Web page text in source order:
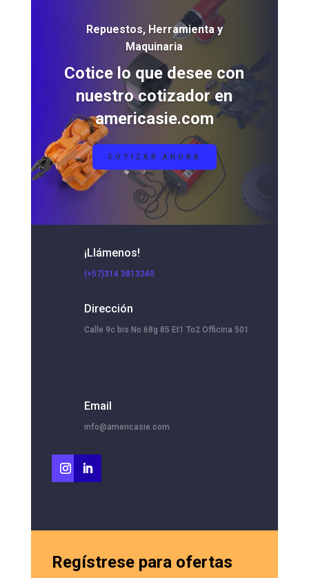
Repuestos, Herramienta y
Maquinaria
Cotice lo que desee con
nuestro cotizador en
americasie.com
COTIZAR AHORA
¡Llámenos!
(+57)314 3813240
Dirección
Calle 9c bis No 68g 85 Et1 To2 Officina 501
Email
info@americasie.com
Regístrese para ofertas